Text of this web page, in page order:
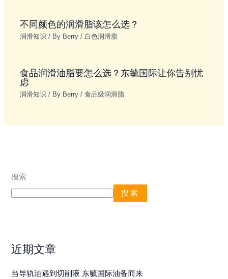
不同颜色的润滑脂该怎么选？
润滑知识 / By Berry/ 白色润滑脂
食品润滑油脂要怎么选？东毓国际让你告别忧
虑
润滑知识 / By Berry/食品级润滑脂
搜索
搜索
近期文章
当导轨油遇到切削液 东毓国际油备而来